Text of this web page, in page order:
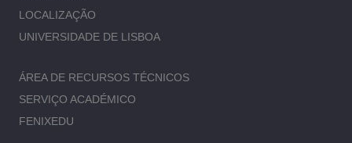
LOCALIZAÇÃO
UNIVERSIDADE DE LISBOA
ÁREA DE RECURSOS TÉCNICOS
SERVIÇO ACADÉMICO
FENIXEDU